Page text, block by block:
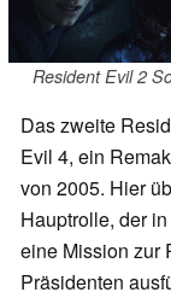
Resident Evil 2
Das zweite
Evil 4, ein
von 2005. Hier
Hauptrolle, der
eine Mission zur
Präsidenten